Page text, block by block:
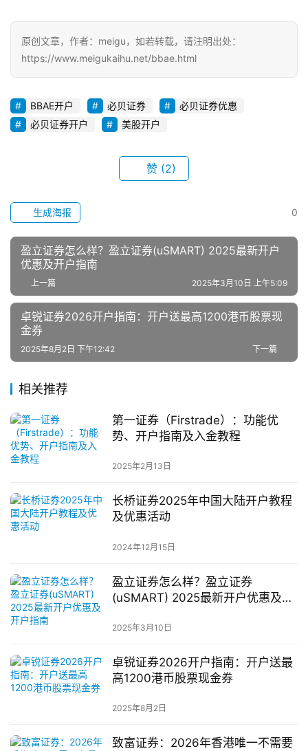
原创文章，作者：meigu，如若转载，请注明出处：
https://www.meigukaihu.net/bbae.html
BBAE开户 必贝证券
必贝证券优惠
必贝证券开户
美股开户
赞 (2)
0
生成海报
盈立证券怎么样？盈立证券(uSMART) 2025最新开户
优惠及开户指南
上一篇 2025年3月10日 上午5:09
卓锐证券2026开户指南：开户送最高1200港币股票现
金券
下一篇
2025年8月2日 下午12:42
相关推荐
第一证券（Firstrade）：功能优
势、开户指南及入金教程
2025年2月13日
长桥证券2025年中国大陆开户教程
及优惠活动
2024年12月15日
盈立证券怎么样？盈立证券
(uSMART) 2025最新开户优惠及开
2025年3月10日
卓锐证券2026开户指南：开户送最
高1200港币股票现金券
2025年8月2日
致富证券：2026年香港唯一不需要